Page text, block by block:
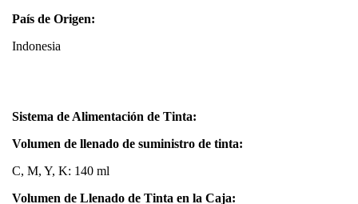
País de Origen:
Indonesia
Sistema de Alimentación de Tinta:
Volumen de llenado de suministro de tinta:
C, M, Y, K: 140 ml
Volumen de Llenado de Tinta en la Caja: